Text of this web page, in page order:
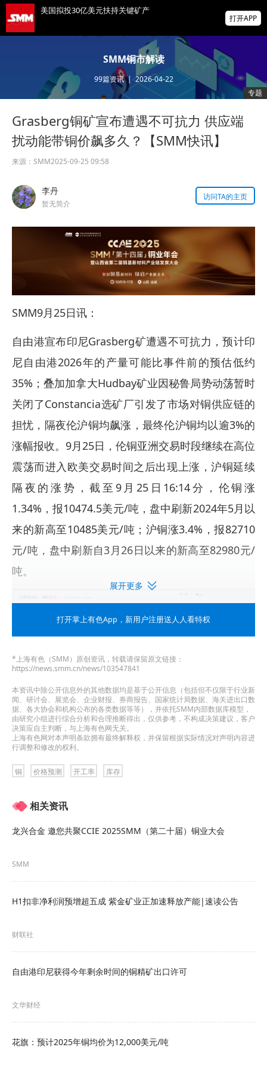
美国拟投30亿美元扶持关键矿产
智利7月铜出口额同比增长22.7%
霍尔木兹海峡，重磅利好！“预计很快能达成
协议，美国届时解除封锁”！金银油齐涨！
掌上有色
为有色行业打造的神器
打开APP
SMM铜市解读
99篇资讯|2026-04-22
专题
Grasberg铜矿宣布遭遇不可抗力 供应端
扰动能带铜价飙多久？【SMM快讯】
来源： SMM2025-09-25 09:58
李丹
暂无简介
访问TA的主页
SMM9月25日讯：
自由港宣布印尼Grasberg矿遭遇不可抗力，预计印
尼自由港2026年的产量可能比事件前的预估低约
35%；叠加加拿大Hudbay矿业因秘鲁局势动荡暂时
关闭了Constancia选矿厂引发了市场对铜供应链的
担忧，隔夜伦沪铜均飙涨，最终伦沪铜均以逾3%的
涨幅报收。9月25日，伦铜亚洲交易时段继续在高位
震荡而进入欧美交易时间之后出现上涨，沪铜延续
隔夜的涨势，截至9月25日16:14分，伦铜涨
1.34%，报10474.5美元/吨，盘中刷新2024年5月以
来的新高至10485美元/吨；沪铜涨3.4%，报82710
元/吨，盘中刷新自3月26日以来的新高至82980元/
吨。
》点击查看SMM期货数据看板
自9月8日以来，Grasberg发生矿泄，事件发生已有
两人死亡，五人失踪。该事件导致全球第二大铜矿
停产两周，且市场开始交易其更大的影响。印尼自
由港公司2026年的产量可能比此前预估低35%(此前
情
9月24日，加拿大矿业公司 Hudbay Minerals 宣
荡，其位于秘鲁南部的 康斯坦西亚选矿厂
展开更多
打开掌上有色App ，新用户注册送人人看特权
*上海有色（SMM）原创资讯，转载请保留原文链接：
https://news.smm.cn/news/103547841
本资讯中除公开信息外的其他数据均是基于公开信息（包括但不仅限于行业新
闻、研讨会、展览会、企业财报、券商报告、国家统计局数据、海关进出口数
据、各大协会和机构公布的各类数据等等），并依托SMM内部数据库模型，
由研究小组进行综合分析和合理推断得出，仅供参考，不构成决策建议，客户
决策应自主判断，与上海有色网无关。
上海有色网对本声明条款拥有最终解释权，并保留根据实际情况对声明内容进
行调整和修改的权利。
铜 价格预测 开工率 库存
相关资讯
龙兴合金 邀您共聚CCIE 2025SMM（第二十届）铜业大会
SMM
H1扣非净利润预增超五成 紫金矿业正加速释放产能|速读公告
财联社
自由港印尼获得今年剩余时间的铜精矿出口许可
文华财经
花旗：预计2025年铜均价为12,000美元/吨